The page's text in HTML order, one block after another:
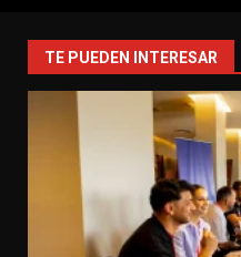
TE PUEDEN INTERESAR